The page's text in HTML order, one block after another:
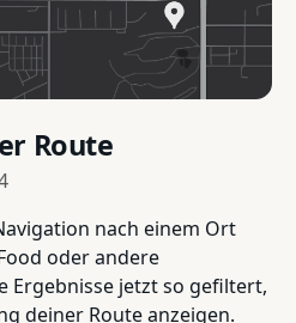
Route
nach einem Ort
oder andere
Ergebnisse jetzt so gefiltert,
deiner Route anzeigen.